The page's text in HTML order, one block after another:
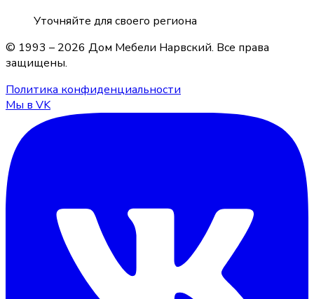
Уточняйте для своего региона
© 1993 – 2026 Дом Мебели Нарвский. Все права
защищены.
Политика конфиденциальности
Мы в VK